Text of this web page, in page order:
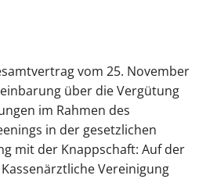
vom 25. November
über die Vergütung
im Rahmen des
in der gesetzlichen
mit der Knappschaft: Auf der
Vereinigung